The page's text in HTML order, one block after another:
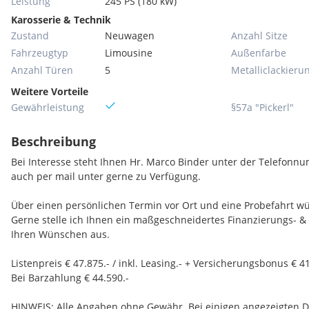
Karosserie & Technik
Zustand
Neuwagen
Fahrzeugtyp
Limousine
Anzahl Türen
5
Anzahl Sitze
Außenfarbe
Weitere Vorteile
Gewährleistung
§57a "Pickerl"
Beschreibung
Bei Interesse steht Ihnen Hr. Marco Binder unter der
auch per mail unter gerne zu Verfügung.
Über einen persönlichen Termin vor Ort und eine Probefahrt
Gerne stelle ich Ihnen ein maßgeschneidertes Finanzierungs-
Ihren Wünschen aus.
Listenpreis € 47.875.- / inkl. Leasing.- + Versicherungsbonus €
Bei Barzahlung € 44.590.-